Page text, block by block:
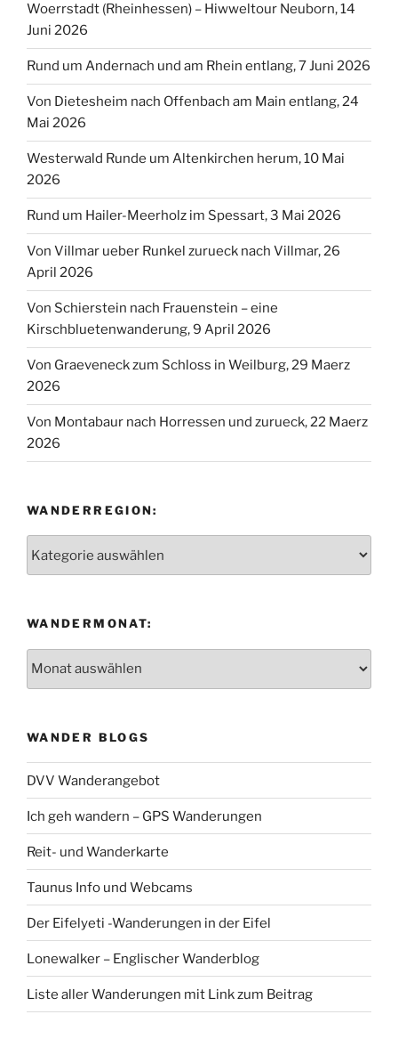
Woerrstadt (Rheinhessen) – Hiwweltour Neuborn, 14
Juni 2026
Rund um Andernach und am Rhein entlang, 7 Juni 2026
Von Dietesheim nach Offenbach am Main entlang, 24
Mai 2026
Westerwald Runde um Altenkirchen herum, 10 Mai
2026
Rund um Hailer-Meerholz im Spessart, 3 Mai 2026
Von Villmar ueber Runkel zurueck nach Villmar, 26
April 2026
Von Schierstein nach Frauenstein – eine
Kirschbluetenwanderung, 9 April 2026
Von Graeveneck zum Schloss in Weilburg, 29 Maerz
2026
Von Montabaur nach Horressen und zurueck, 22 Maerz
2026
WANDERREGION:
WANDERMONAT:
WANDER BLOGS
DVV Wanderangebot
Ich geh wandern – GPS Wanderungen
Reit- und Wanderkarte
Taunus Info und Webcams
Der Eifelyeti -Wanderungen in der Eifel
Lonewalker – Englischer Wanderblog
Liste aller Wanderungen mit Link zum Beitrag